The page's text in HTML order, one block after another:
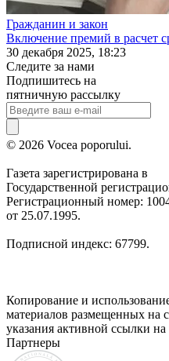
Гражданин и закон
Включение премий в расчет
30 декабря 2025, 18:23
Следите за нами
Подпишитесь на
пятничную рассылку
© 2026 Vocea poporului.
Газета зарегистрирована в
Государственной
Регистрационный номер:
от 25.07.1995.
Подписной индекс: 67799.
Копирование и
материалов размещенных на
указания активной ссылки на
Партнеры